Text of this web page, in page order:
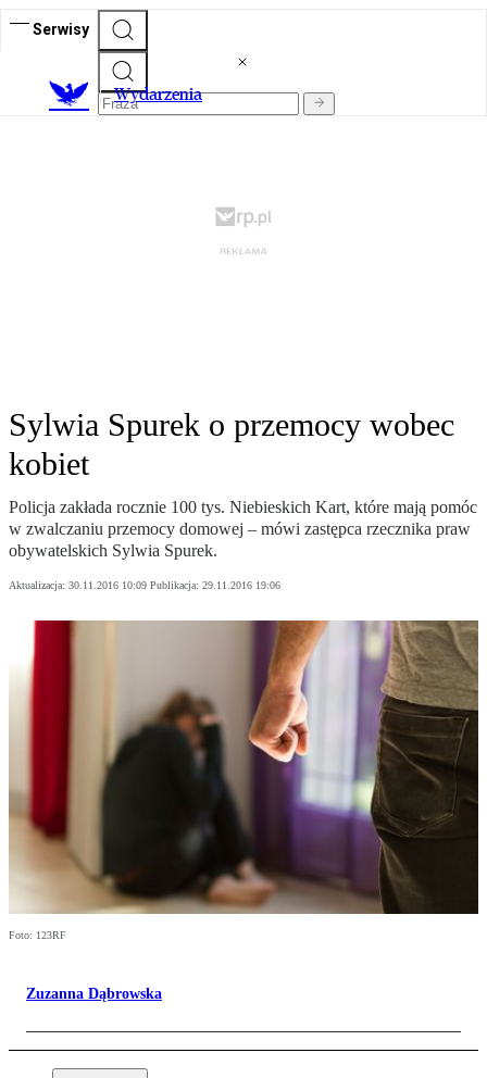
Serwisy
Wydarzenia
Sylwia Spurek o przemocy wobec
kobiet
Policja zakłada rocznie 100 tys. Niebieskich Kart, które mają pomóc
w zwalczaniu przemocy domowej – mówi zastępca rzecznika praw
obywatelskich Sylwia Spurek.
Aktualizacja: 30.11.2016 10:09 Publikacja: 29.11.2016 19:06
Foto: 123RF
Zuzanna Dąbrowska